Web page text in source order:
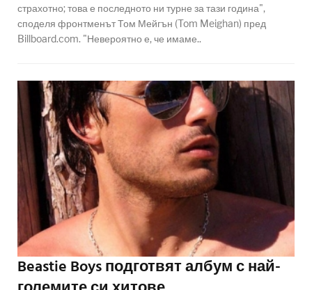
страхотно; това е последното ни турне за тази година",
споделя фронтменът Том Мейгън (Tom Meighan) пред
Billboard.com. "Невероятно е, че имаме..
Beastie Boys подготвят албум с най-